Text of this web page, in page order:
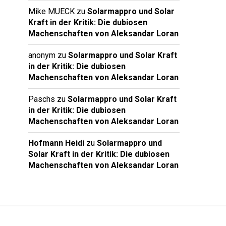
Mike MUECK zu Solarmappro und Solar
Kraft in der Kritik: Die dubiosen
Machenschaften von Aleksandar Loran
anonym zu Solarmappro und Solar Kraft
in der Kritik: Die dubiosen
Machenschaften von Aleksandar Loran
Paschs zu Solarmappro und Solar Kraft
in der Kritik: Die dubiosen
Machenschaften von Aleksandar Loran
Hofmann Heidi zu Solarmappro und
Solar Kraft in der Kritik: Die dubiosen
Machenschaften von Aleksandar Loran